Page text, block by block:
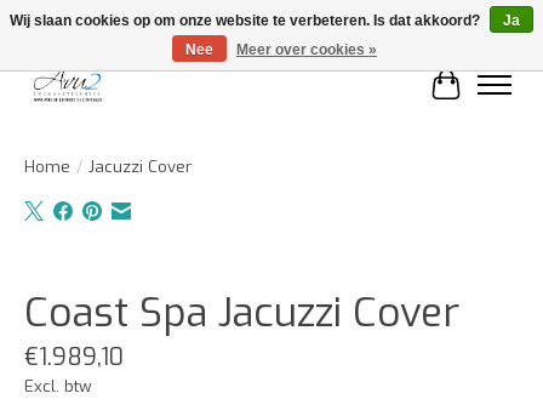
Home / Jacuzzi Cover
Coast Spa Jacuzzi Cover
€1.989,10
Excl. btw
Wij slaan cookies op om onze website te verbeteren. Is dat akkoord?
Ja
Nee
Meer over cookies »